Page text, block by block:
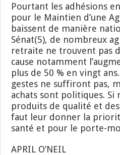
Pourtant les adhésions
pour le Maintien d’une
baissent de manière
Sénat(5), de nombreux
retraite ne trouvent pas
cause notamment
plus de 50 % en vingt
gestes ne suffiront pas,
achats sont politiques. Si
produits de qualité et
faut leur donner la
santé et pour le porte-
APRIL O’NEIL